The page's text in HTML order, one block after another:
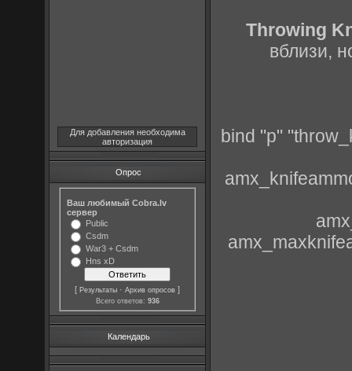
Для добавления необходима
авторизация
Опрос
Ваш любимый Cobra.lv
сервер
Public
Csdm
War3 + Csdm
Hns xD
[Результаты ·Архив опросов ]
Всего ответов: 936
Календарь
Throwing
вблизи,
bind "p"